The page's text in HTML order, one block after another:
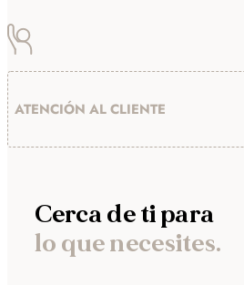
ATENCIÓN AL CLIENTE
Cerca de ti para
lo que necesites.